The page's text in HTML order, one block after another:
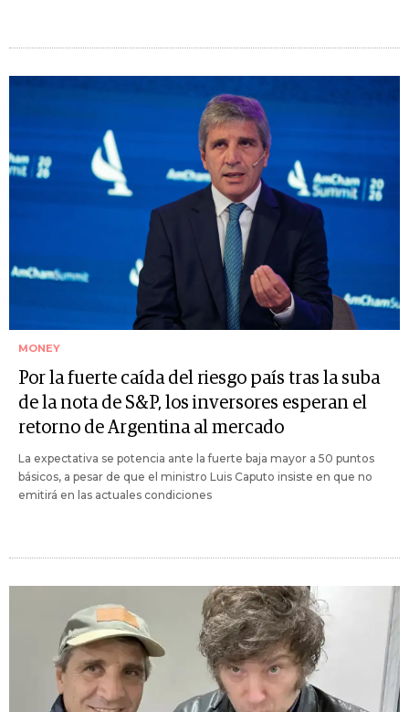
MONEY
Por la fuerte caída del riesgo país tras la suba
de la nota de S&P, los inversores esperan el
retorno de Argentina al mercado
La expectativa se potencia ante la fuerte baja mayor a 50 puntos
básicos, a pesar de que el ministro Luis Caputo insiste en que no
emitirá en las actuales condiciones